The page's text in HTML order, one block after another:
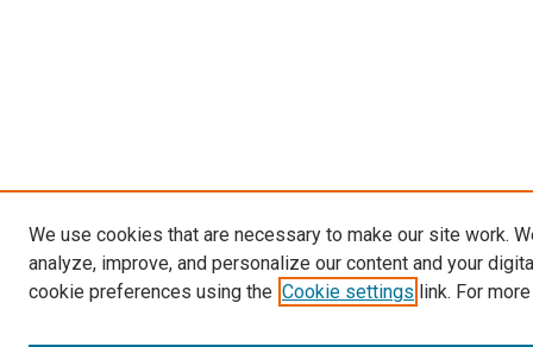
We use cookies that are necessary to make our site work.
analyze, improve, and personalize our content and your
cookie preferences using the Cookie settings link. For